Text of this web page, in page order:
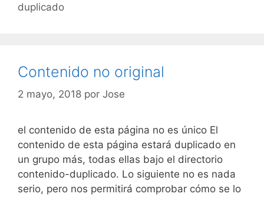
duplicado
Contenido no original
2 mayo, 2018 por Jose
el contenido de esta página no es único El
contenido de esta página estará duplicado en
un grupo más, todas ellas bajo el directorio
contenido-duplicado. Lo siguiente no es nada
serio, pero nos permitirá comprobar cómo se lo